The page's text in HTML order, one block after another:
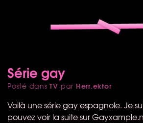
Série gay
Posté dansTV par Herr.ektor
Voilà une série gay espagnole. Je
pouvez voir la suite sur